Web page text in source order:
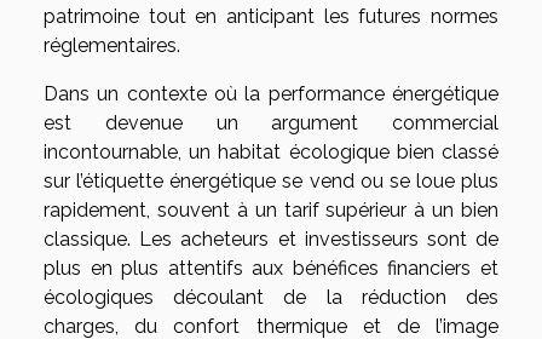
patrimoine tout en anticipant les futures normes
réglementaires.
Dans un contexte où la performance énergétique
est devenue un argument commercial
incontournable, un habitat écologique bien classé
sur l’étiquette énergétique se vend ou se loue plus
rapidement, souvent à un tarif supérieur à un bien
classique. Les acheteurs et investisseurs sont de
plus en plus attentifs aux bénéfices financiers et
écologiques découlant de la réduction des
charges, du confort thermique et de l’image